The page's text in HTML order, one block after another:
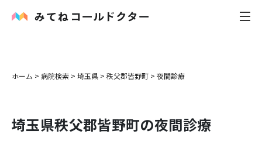
内科
花粉症
ホーム > 病院検索 > 埼玉県 > 秩父郡皆野町 > 夜間診療
埼玉県秩父郡皆野町の夜間診療